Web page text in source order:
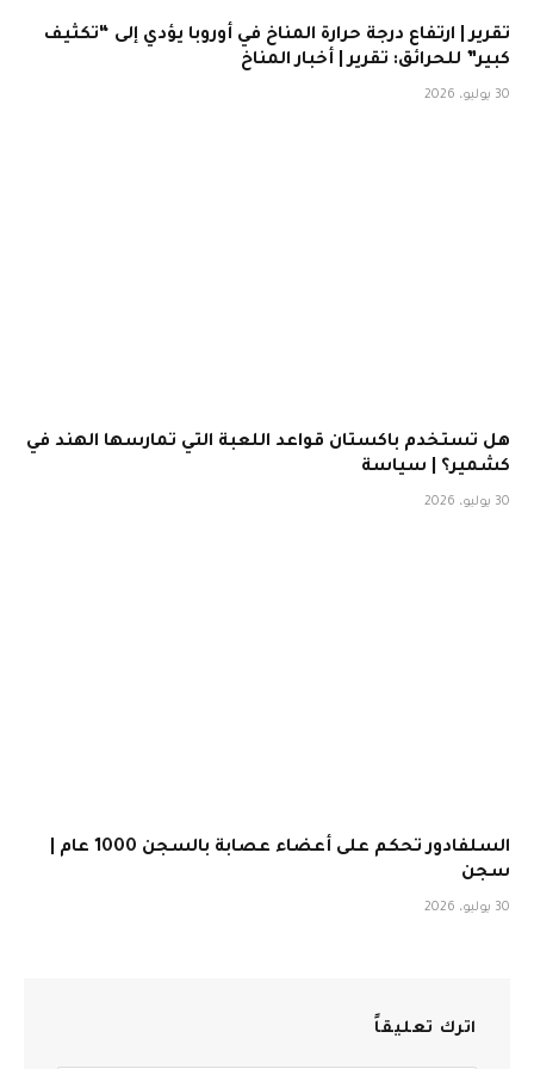
تقرير | ارتفاع درجة حرارة المناخ في أوروبا يؤدي إلى “تكثيف
كبير” للحرائق: تقرير | أخبار المناخ
30 يوليو، 2026
هل تستخدم باكستان قواعد اللعبة التي تمارسها الهند في
كشمير؟ | سياسة
30 يوليو، 2026
السلفادور تحكم على أعضاء عصابة بالسجن 1000 عام |
سجن
30 يوليو، 2026
اترك تعليقاً